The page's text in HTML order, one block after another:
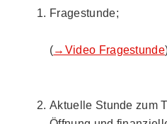
Fragestunde;
(→Video Fragestunde
Aktuelle Stunde zum